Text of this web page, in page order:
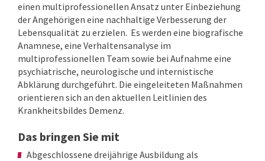
einen multiprofessionellen Ansatz unter Einbeziehung
der Angehörigen eine nachhaltige Verbesserung der
Lebensqualität zu erzielen. Es werden eine biografische
Anamnese, eine Verhaltensanalyse im
multiprofessionellen Team sowie bei Aufnahme eine
psychiatrische, neurologische und internistische
Abklärung durchgeführt. Die eingeleiteten Maßnahmen
orientieren sich an den aktuellen Leitlinien des
Krankheitsbildes Demenz.
Das bringen Sie mit
Abgeschlossene dreijährige Ausbildung als